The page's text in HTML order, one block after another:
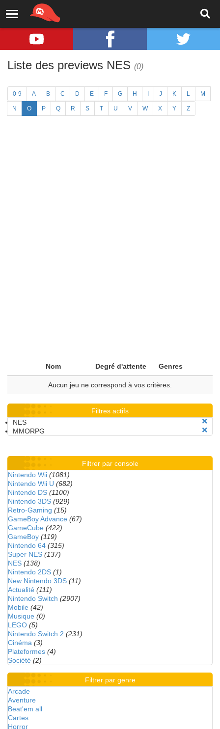
Liste des previews NES (0)
0-9 A B C D E F G H J K L M
N O P Q R S T U V W X Y Z
Nom Degré d'attente Genres
Aucun jeu ne correspond à vos critères.
Filtres actifs
NES
MMORPG
Filtrer par console
Nintendo Wii (1081)
Nintendo Wii U (682)
Nintendo DS (1100)
Nintendo 3DS (929)
Retro-Gaming (15)
GameBoy Advance (67)
GameCube (422)
GameBoy (119)
Nintendo 64 (315)
Super NES (137)
NES (138)
Nintendo 2DS (1)
New Nintendo 3DS (11)
Actualité (111)
Nintendo Switch (2907)
Mobile (42)
Musique (0)
LEGO (5)
Nintendo Switch 2 (231)
Cinéma (3)
Plateformes (4)
Société (2)
Filtrer par genre
Arcade
Aventure
Beat'em all
Cartes
Horror